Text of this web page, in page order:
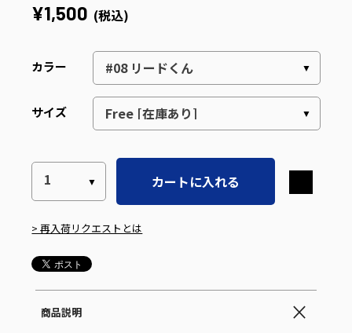
¥1,500 (税込)
カラー
サイズ
カートに入れる
> 再入荷リクエストとは
商品説明